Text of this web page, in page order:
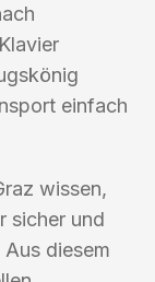
einfach
wissen,
sicher und
diesem